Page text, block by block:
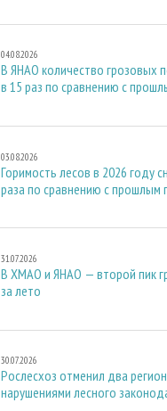
04.08.2026
В ЯНАО количество грозовых
в 15 раз по сравнению с
03.08.2026
Горимость лесов в 2026 году
раза по сравнению с прошлым
31.07.2026
В ХМАО и ЯНАО — второй пик
за лето
30.07.2026
Рослесхоз отменил два
нарушениями лесного